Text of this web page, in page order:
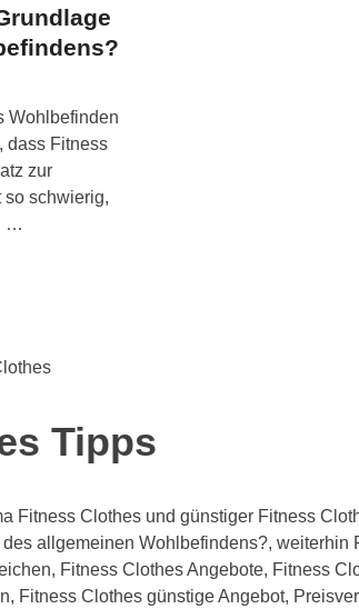
Wohlbefinden
dass Fitness
zur
so schwierig,
…
Tipps
Fitness Clothes und günstiger Fitness
allgemeinen Wohlbefindens?, weiterhin
Fitness Clothes Angebote, Fitness
Fitness Clothes günstige Angebot,